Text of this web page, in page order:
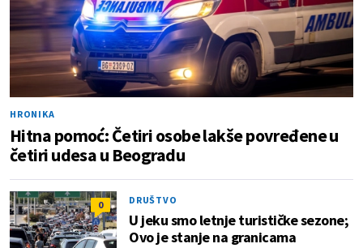
HRONIKA
Hitna pomoć: Četiri osobe lakše povređene u
četiri udesa u Beogradu
0 DRUŠTVO
U jeku smo letnje turističke sezone;
Ovo je stanje na granicama